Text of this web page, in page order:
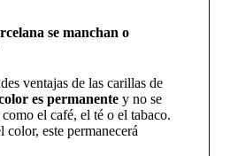
se manchan o
ventajas de las carillas de
es permanente y no se
el café, el té o el tabaco.
color, este permanecerá